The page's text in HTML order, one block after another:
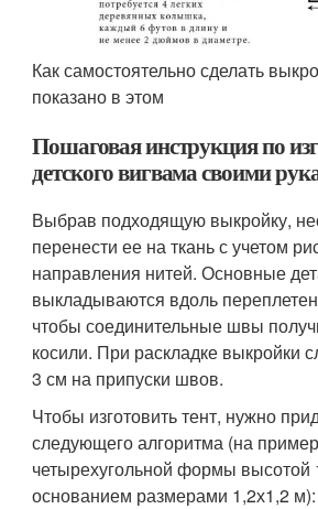
Как самостоятельно сделать
показано в этом
Пошаговая инструкция по
детского вигвама своими
Выбрав подходящую выкройку,
перенести ее на ткань с учетом
направления нитей. Основные
выкладываются вдоль
чтобы соединительные швы
косили. При раскладке выкройки
3 см на припуски швов.
Чтобы изготовить тент, нужно
следующего алгоритма (на
четырехугольной формы высотой
основанием размерами 1,2х1,2 м):